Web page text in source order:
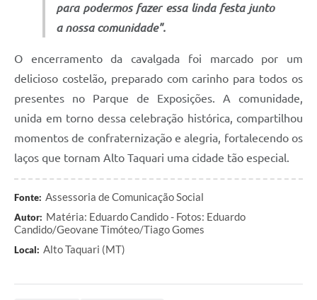
para podermos fazer essa linda festa junto
a nossa comunidade".
O encerramento da cavalgada foi marcado por um
delicioso costelão, preparado com carinho para todos os
presentes no Parque de Exposições. A comunidade,
unida em torno dessa celebração histórica, compartilhou
momentos de confraternização e alegria, fortalecendo os
laços que tornam Alto Taquari uma cidade tão especial.
Fonte: Assessoria de Comunicação Social
Autor: Matéria: Eduardo Candido - Fotos: Eduardo
Candido/Geovane Timóteo/Tiago Gomes
Local: Alto Taquari (MT)